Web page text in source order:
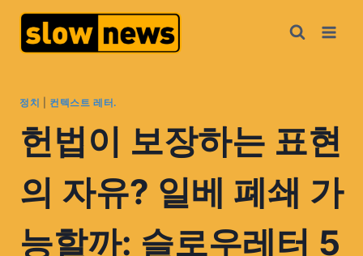
정치 컨텍스트 레터.
헌법이 보장하는 표현
의 자유? 일베 폐쇄 가
능할까: 슬로우레터 5